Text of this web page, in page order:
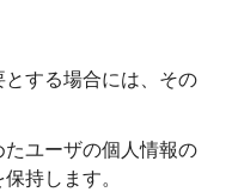
する場合には、その
ユーザの個人情報の
持します。